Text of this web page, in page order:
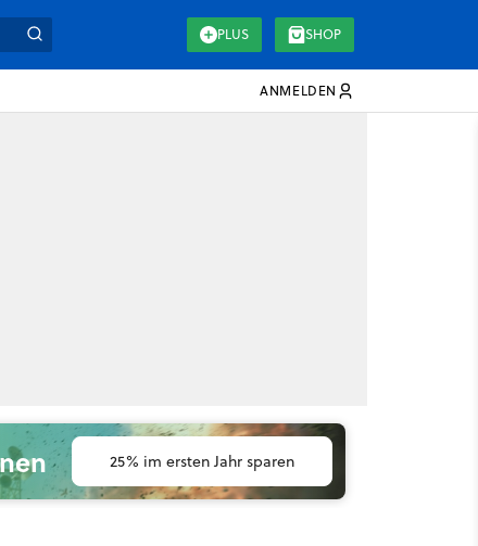
PLUS SHOP
ANMELDEN
25% im ersten Jahr sparen